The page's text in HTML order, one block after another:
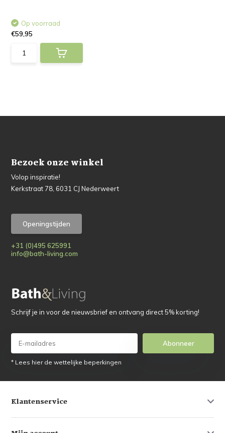
Op voorraad
€59,95
Bezoek onze winkel
Volop inspiratie!
Kerkstraat 78, 6031 CJ Nederweert
Openingstijden
+31 (0)495 625991
info@bath-living.com
Schrijf je in voor de nieuwsbrief en ontvang direct 5% korting!
Abonneer
* Lees hier de wettelijke beperkingen
Klantenservice